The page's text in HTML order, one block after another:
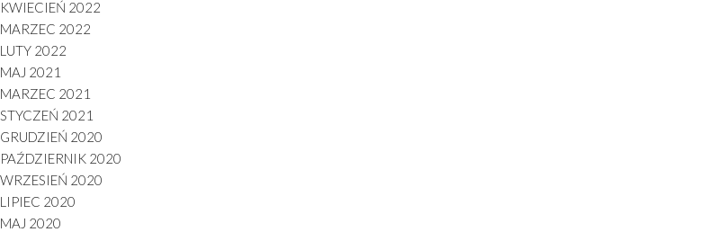
KWIECIEŃ 2022
MARZEC 2022
LUTY 2022
MAJ 2021
MARZEC 2021
STYCZEŃ 2021
GRUDZIEŃ 2020
PAŹDZIERNIK 2020
WRZESIEŃ 2020
LIPIEC 2020
MAJ 2020